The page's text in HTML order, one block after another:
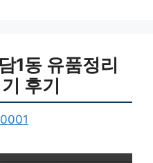
1동 유품정리
후기